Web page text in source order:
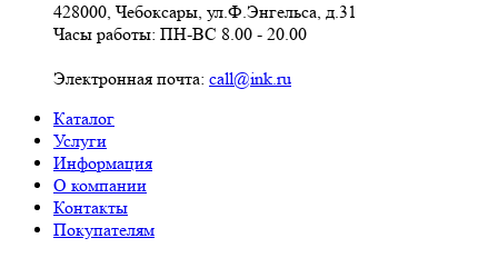
428000, Чебоксары, ул.Ф.Энгельса, д.31
Часы работы: ПН-ВС 8.00 - 20.00
Электронная почта: call@ink.ru
Каталог
Услуги
Информация
О компании
Контакты
Покупателям